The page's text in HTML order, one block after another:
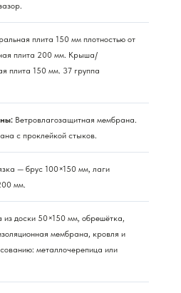
плита 150 мм плотностью от
плита 200 мм. Крыша/
плита 150 мм. 37 группа
Ветровлагозащитная мембрана.
с проклейкой стыков.
— брус 100×150 мм, лаги
мм.
из доски 50×150 мм, обрешётка,
мембрана, кровля и
металлочерепица или